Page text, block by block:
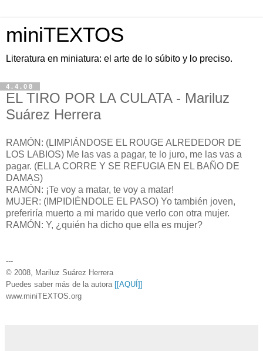
miniTEXTOS
Literatura en miniatura: el arte de lo súbito y lo preciso.
4.4.08
EL TIRO POR LA CULATA - Mariluz
Suárez Herrera
RAMÓN: (LIMPIÁNDOSE EL ROUGE ALREDEDOR DE
LOS LABIOS) Me las vas a pagar, te lo juro, me las vas a
pagar. (ELLA CORRE Y SE REFUGIA EN EL BAÑO DE
DAMAS)
RAMÓN: ¡Te voy a matar, te voy a matar!
MUJER: (IMPIDIÉNDOLE EL PASO) Yo también joven,
preferiría muerto a mi marido que verlo con otra mujer.
RAMÓN: Y, ¿quién ha dicho que ella es mujer?
---
© 2008, Mariluz Suárez Herrera
Puedes saber más de la autora [[AQUÍ]]
www.miniTEXTOS.org